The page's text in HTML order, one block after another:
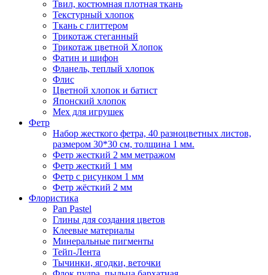
Твил, костюмная плотная ткань
Текстурный хлопок
Ткань с глиттером
Трикотаж стеганный
Трикотаж цветной Хлопок
Фатин и шифон
Фланель, теплый хлопок
Флис
Цветной хлопок и батист
Японский хлопок
Мех для игрушек
Фетр
Набор жесткого фетра, 40 разноцветных листов,
размером 30*30 см, толщина 1 мм.
Фетр жесткий 2 мм метражом
Фетр жесткий 1 мм
Фетр с рисунком 1 мм
Фетр жёсткий 2 мм
Флористика
Pan Pastel
Глины для создания цветов
Клеевые материалы
Минеральные пигменты
Тейп-Лента
Тычинки, ягодки, веточки